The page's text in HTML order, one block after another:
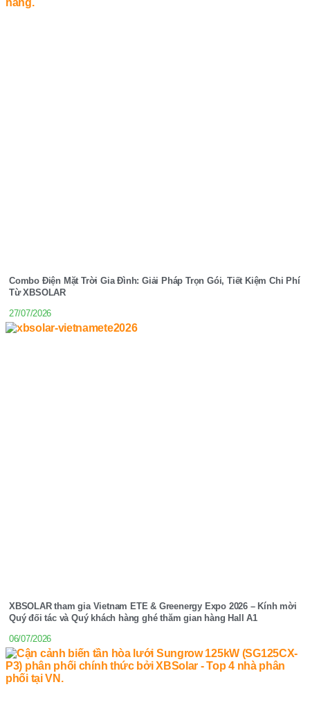
Combo Điện Mặt Trời Gia Đình: Giải Pháp Trọn Gói, Tiết Kiệm Chi Phí
Từ XBSOLAR
27/07/2026
XBSOLAR tham gia Vietnam ETE & Greenergy Expo 2026 – Kính mời
Quý đối tác và Quý khách hàng ghé thăm gian hàng Hall A1
06/07/2026